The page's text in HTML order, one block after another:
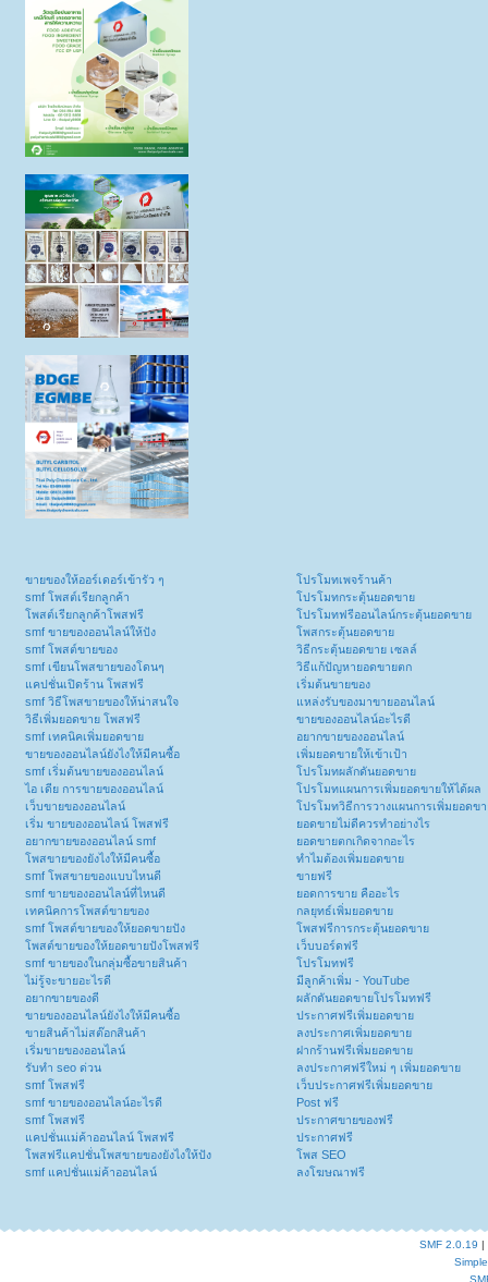
ขายของให้ออร์เดอร์เข้ารัว ๆ
smf โพสต์เรียกลูกค้า
โพสต์เรียกลูกค้าโพสฟรี
smf ขายของออนไลน์ให้ปัง
smf โพสต์ขายของ
smf เขียนโพสขายของโดนๆ
แคปชั่นเปิดร้าน โพสฟรี
smf วิธีโพสขายของให้น่าสนใจ
วิธีเพิ่มยอดขาย โพสฟรี
smf เทคนิคเพิ่มยอดขาย
ขายของออนไลน์ยังไงให้มีคนซื้อ
smf เริ่มต้นขายของออนไลน์
ไอ เดีย การขายของออนไลน์
เว็บขายของออนไลน์
เริ่ม ขายของออนไลน์ โพสฟรี
อยากขายของออนไลน์ smf
โพสขายของยังไงให้มีคนซื้อ
smf โพสขายของแบบไหนดี
smf ขายของออนไลน์ที่ไหนดี
เทคนิคการโพสต์ขายของ
smf โพสต์ขายของให้ยอดขายปัง
โพสต์ขายของให้ยอดขายปังโพสฟรี
smf ขายของในกลุ่มซื้อขายสินค้า
ไม่รู้จะขายอะไรดี
อยากขายของดี
ขายของออนไลน์ยังไงให้มีคนซื้อ
ขายสินค้าไม่สต๊อกสินค้า
เริ่มขายของออนไลน์
รับทำ seo ด่วน
smf โพสฟรี
smf ขายของออนไลน์อะไรดี
smf โพสฟรี
แคปชั่นแม่ค้าออนไลน์ โพสฟรี
โพสฟรีแคปชั่นโพสขายของยังไงให้ปัง
smf แคปชั่นแม่ค้าออนไลน์
โปรโมทเพจร้านค้า
โปรโมทกระตุ้นยอดขาย
โปรโมทฟรีออนไลน์กระตุ้นยอดขาย
โพสกระตุ้นยอดขาย
วิธีกระตุ้นยอดขาย เซลล์
วิธีแก้ปัญหายอดขายตก
เริ่มต้นขายของ
แหล่งรับของมาขายออนไลน์
ขายของออนไลน์อะไรดี
อยากขายของออนไลน์
เพิ่มยอดขายให้เข้าเป้า
โปรโมทผลักดันยอดขาย
โปรโมทแผนการเพิ่มยอดขายให้ได้ผล
โปรโมทวิธีการวางแผนการเพิ่มยอดข
ยอดขายไม่ดีควรทำอย่างไร
ยอดขายตกเกิดจากอะไร
ทำไมต้องเพิ่มยอดขาย
ขายฟรี
ยอดการขาย คืออะไร
กลยุทธ์เพิ่มยอดขาย
โพสฟรีการกระตุ้นยอดขาย
เว็บบอร์ดฟรี
โปรโมทฟรี
มีลูกค้าเพิ่ม - YouTube
ผลักดันยอดขายโปรโมทฟรี
ประกาศฟรีเพิ่มยอดขาย
ลงประกาศเพิ่มยอดขาย
ฝากร้านฟรีเพิ่มยอดขาย
ลงประกาศฟรีใหม่ ๆ เพิ่มยอดขาย
เว็บประกาศฟรีเพิ่มยอดขาย
Post ฟรี
ประกาศขายของฟรี
ประกาศฟรี
โพส SEO
ลงโฆษณาฟรี
SMF 2.0.19 |